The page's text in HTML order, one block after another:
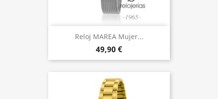
Reloj MAREA Mujer...
49,90 €